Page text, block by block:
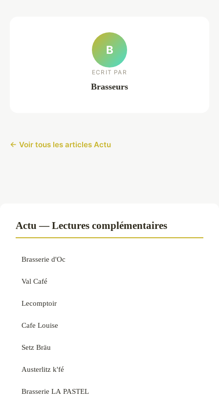
B
ECRIT PAR
Brasseurs
← Voir tous les articles Actu
Actu — Lectures complémentaires
Brasserie d'Oc
Val Café
Lecomptoir
Cafe Louise
Setz Bräu
Austerlitz k'fé
Brasserie LA PASTEL